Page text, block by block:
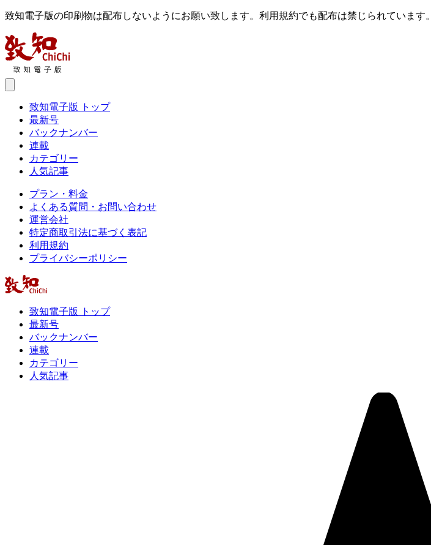
致知電子版の印刷物は配布しないようにお願い致します。利用規約でも配布は禁じられています。
致知電子版 トップ
最新号
バックナンバー
連載
カテゴリー
人気記事
プラン・料金
よくある質問・お問い合わせ
運営会社
特定商取引法に基づく表記
利用規約
プライバシーポリシー
致知電子版 トップ
最新号
バックナンバー
連載
カテゴリー
人気記事